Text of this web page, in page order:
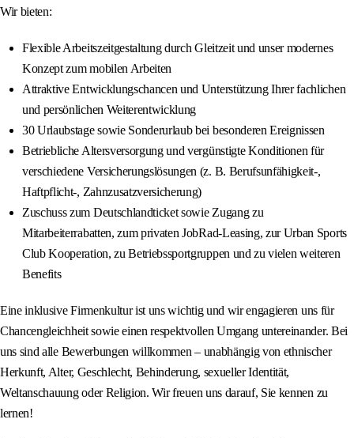
Wir bieten:
Flexible Arbeitszeitgestaltung durch Gleitzeit und unser modernes
Konzept zum mobilen Arbeiten
Attraktive Entwicklungschancen und Unterstützung Ihrer fachlichen
und persönlichen Weiterentwicklung
30 Urlaubstage sowie Sonderurlaub bei besonderen Ereignissen
Betriebliche Altersversorgung und vergünstigte Konditionen für
verschiedene Versicherungslösungen (z. B. Berufsunfähigkeit-,
Haftpflicht-, Zahnzusatzversicherung)
Zuschuss zum Deutschlandticket sowie Zugang zu
Mitarbeiterrabatten, zum privaten JobRad-Leasing, zur Urban Sports
Club Kooperation, zu Betriebssportgruppen und zu vielen weiteren
Benefits
Eine inklusive Firmenkultur ist uns wichtig und wir engagieren uns für
Chancengleichheit sowie einen respektvollen Umgang untereinander. Bei
uns sind alle Bewerbungen willkommen – unabhängig von ethnischer
Herkunft, Alter, Geschlecht, Behinderung, sexueller Identität,
Weltanschauung oder Religion. Wir freuen uns darauf, Sie kennen zu
lernen!